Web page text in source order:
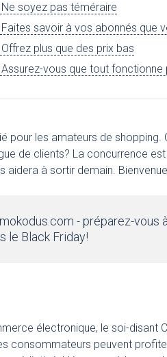
Ne soyez pas téméraire
Faites savoir à vos abonnés que
plus que des prix bas
Assurez-vous que tout fonctionne
pour les amateurs de
de clients? La concurrence
à sortir demain.
- préparez-
le Black Friday!
électronique, le soi-disant
consommateurs peuvent